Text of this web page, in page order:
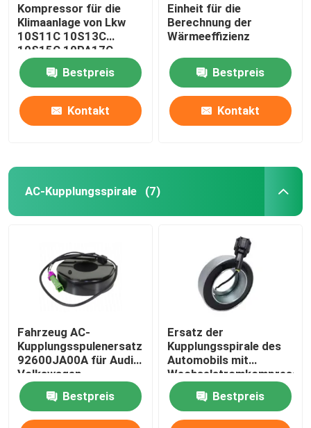
Kompressor für die
Klimaanlage von Lkw
10S11C 10S13C
10S15C 10PA17C
Bestpreis
Kontakt
Einheit für die
Berechnung der
Wärmeeffizienz
Bestpreis
Kontakt
AC-Kupplungsspirale (7)
Fahrzeug AC-
Kupplungsspulenersatz
92600JA00A für Audi
Volkswagen
Bestpreis
Ersatz der
Kupplungsspirale des
Automobils mit
Wechselstromkompressor
für die LKW-
KlimaanlageBestpreis